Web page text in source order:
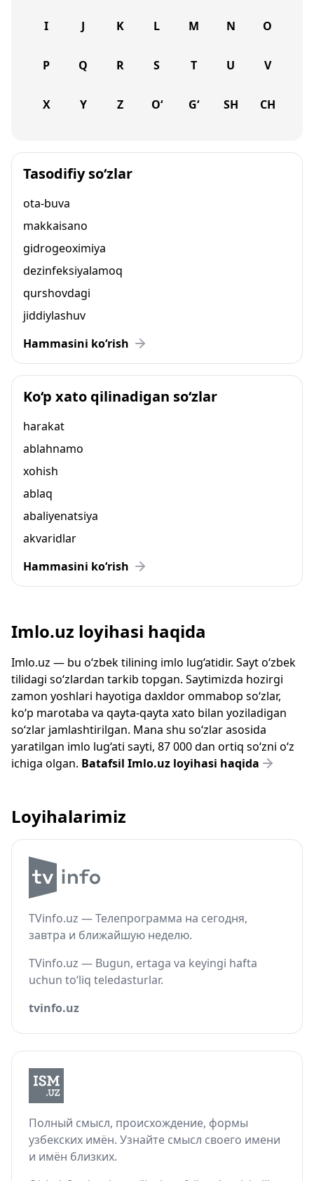
I J K L M N O
P Q R S T U V
X Y Z O‘ G‘ SH CH
Tasodifiy so‘zlar
ota-buva
makkaisano
gidrogeoximiya
dezinfeksiyalamoq
qurshovdagi
jiddiylashuv
Hammasini ko‘rish
Ko‘p xato qilinadigan so‘zlar
harakat
ablahnamo
xohish
ablaq
abaliyenatsiya
akvaridlar
Hammasini ko‘rish
Imlo.uz loyihasi haqida
Imlo.uz — bu o‘zbek tilining imlo lug‘atidir. Sayt o‘zbek
tilidagi so‘zlardan tarkib topgan. Saytimizda hozirgi
zamon yoshlari hayotiga daxldor ommabop so‘zlar,
ko‘p marotaba va qayta-qayta xato bilan yoziladigan
so‘zlar jamlashtirilgan. Mana shu so‘zlar asosida
yaratilgan imlo lug‘ati sayti, 87 000 dan ortiq so‘zni o‘z
ichiga olgan. Batafsil Imlo.uz loyihasi haqida
Loyihalarimiz
TVinfo.uz — Телепрограмма на сегодня,
завтра и ближайшую неделю.
TVinfo.uz — Bugun, ertaga va keyingi hafta
uchun to‘liq teledasturlar.
tvinfo.uz
Полный смысл, происхождение, формы
узбекских имён. Узнайте смысл своего имени
и имён близких.